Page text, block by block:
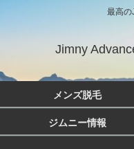
最高の
Jimny
メンズ脱毛
ジムニー情報